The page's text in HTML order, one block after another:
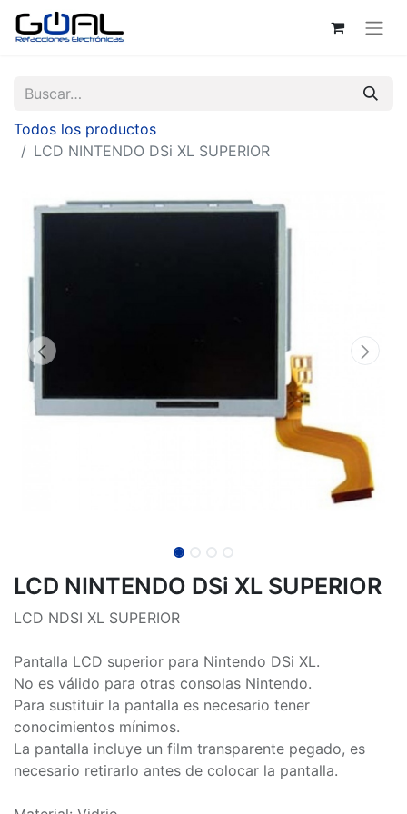
Todos los productos
LCD NINTENDO DSi XL SUPERIOR
LCD NINTENDO DSi XL SUPERIOR
LCD NDSI XL SUPERIOR
Pantalla LCD superior para Nintendo DSi XL.
No es válido para otras consolas Nintendo.
Para sustituir la pantalla es necesario tener
conocimientos mínimos.
La pantalla incluye un film transparente pegado, es
necesario retirarlo antes de colocar la pantalla.